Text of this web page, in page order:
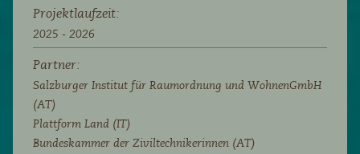
Projektlaufzeit:
2025 - 2026
Partner:
Salzburger Institut für Raumordnung und WohnenGmbH
(AT)
Plattform Land (IT)
Bundeskammer der Ziviltechnikerinnen (AT)